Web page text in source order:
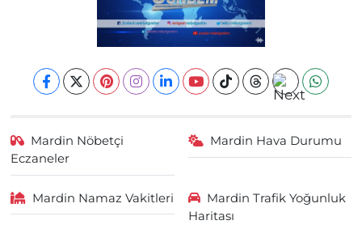
Mardin Nöbetçi
Eczaneler
Mardin Hava Durumu
Mardin Namaz Vakitleri
Mardin Trafik Yoğunluk
Haritası